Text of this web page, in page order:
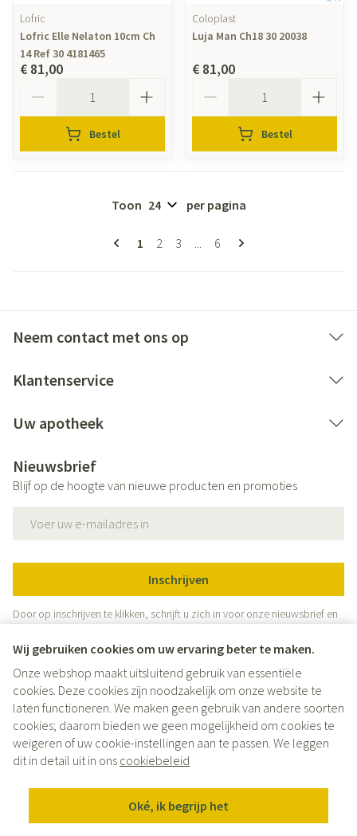
Wij gebruiken cookies om uw ervaring beter te maken.
Onze webshop maakt uitsluitend gebruik van essentiële
cookies. Deze cookies zijn noodzakelijk om onze website te
laten functioneren. We maken geen gebruik van andere soorten
cookies; daarom bieden we geen mogelijkheid om cookies te
weigeren of uw cookie-instellingen aan te passen. We leggen
dit in detail uit in ons cookiebeleid
Oké, ik begrijp het
Lofric
Lofric Elle Nelaton 10cm Ch
14 Ref 30 4181465
€ 81,00
Bestel
Coloplast
Luja Man Ch18 30 20038
€ 81,00
Bestel
Pagina's
U lees momenteel pagina
1 Pagina
2 Pagina
3 ... Pagina
6
Toon per pagina
Neem contact met ons op
Klantenservice
Uw apotheek
Nieuwsbrief
Blijf op de hoogte van nieuwe producten en promoties
Inschrijven
Door op inschrijven te klikken, schrijft u zich in voor onze nieuwsbrief en
Juridische links